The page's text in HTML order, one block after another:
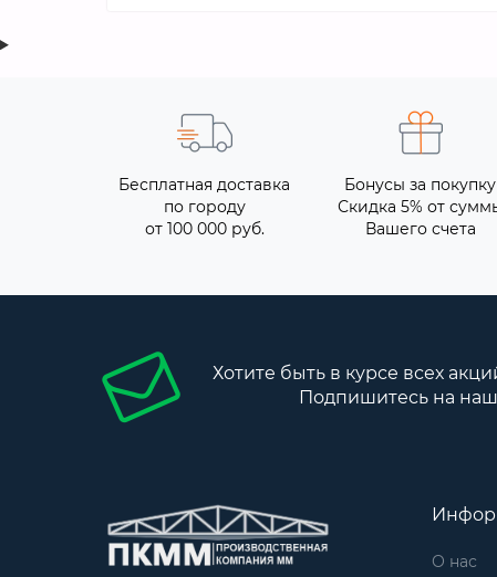
Бесплатная доставка
по городу
от 100 000 руб.
Бонусы за покупку
Скидка 5% от
Вашего счета
Хотите быть в курсе всех
Подпишитесь на
О нас